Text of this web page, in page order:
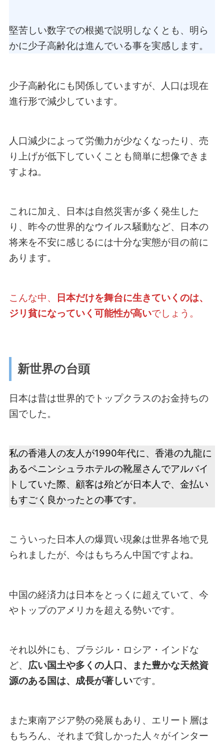
堅苦しい数字での根拠で説明しなくとも、明ら
かに少子高齢化は進んでいる事を実感します。
少子高齢化にも関係していますが、人口は現在
進行形で減少しています。
人口減少によって労働力が少なくなったり、売
り上げが低下していくことも簡単に想像できま
すよね。
これに加え、日本は自然災害が多く発生した
り、昨今の世界的なウイルス騒動など、日本の
将来を不安に感じるには十分な実態が目の前に
あります。
こんな中、
日本だけを舞台に生きていくのは、
ジリ貧になっていく可能性が高いでしょう。
新世界の台頭
日本は昔は世界的でトップクラスのお金持ちの
国でした。
私の香港人の友人が1990年代に、香港の九龍に
あるペニンシュラホテルの靴屋さんでアルバイ
トしていた際、顧客は殆どが日本人で、金払い
もすごく良かったとの事です。
こういった日本人の爆買い現象は世界各地で見
られましたが、今はもちろん中国ですよね。
中国の経済力は日本をとっくに超えていて、今
やトップのアメリカを超える勢いです。
それ以外にも、ブラジル・ロシア・インドな
ど、 広い国土や多くの人口、また豊かな天然資
源のある国は、成長が著しいです。
また東南アジア勢の発展もあり、エリート層は
もちろん、それまで貧しかった人々がインター